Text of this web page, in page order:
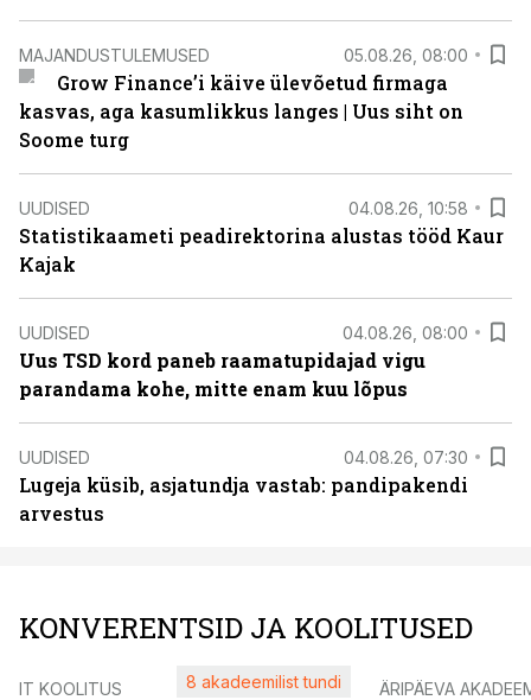
MAJANDUSTULEMUSED 05.08.26, 08:00
Grow Finance’i käive ülevõetud firmaga
kasvas, aga kasumlikkus langes | Uus siht on
Soome turg
UUDISED 04.08.26, 10:58
Statistikaameti peadirektorina alustas tööd Kaur
Kajak
UUDISED 04.08.26, 08:00
Uus TSD kord paneb raamatupidajad vigu
parandama kohe, mitte enam kuu lõpus
UUDISED 04.08.26, 07:30
Lugeja küsib, asjatundja vastab: pandipakendi
arvestus
KONVERENTSID JA KOOLITUSED
IT KOOLITUS 8 akadeemilist tundi ÄRIPÄEVA